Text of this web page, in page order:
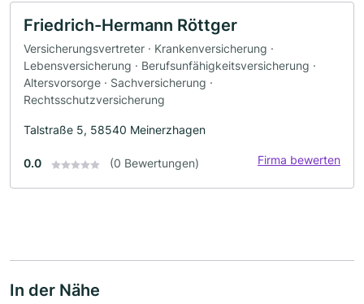
Friedrich-Hermann Röttger
Versicherungsvertreter · Krankenversicherung ·
Lebensversicherung · Berufsunfähigkeitsversicherung ·
Altersvorsorge · Sachversicherung ·
Rechtsschutzversicherung
Talstraße 5, 58540 Meinerzhagen
0.0 (0 Bewertungen) Firma bewerten
In der Nähe